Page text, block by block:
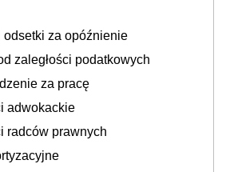
za opóźnienie
zaległości podatkowych
za pracę
adwokackie
radców prawnych